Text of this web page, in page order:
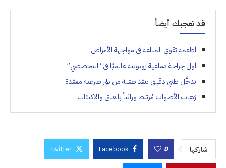
قد تعجبك أيضاً
أطعمة تقوي المناعة في مواجهة الأمراض
أول جراحة دماغية روبوتية عالميًا في “التخصصي”
تدخُّل طبي دقيق ينقذ طفلة من بؤر صرعية معقدة
رُهاب الأصوات مُرتبط وراثياً بالقلق والاكتئاب
شاركها 0
Facebook
Twitter